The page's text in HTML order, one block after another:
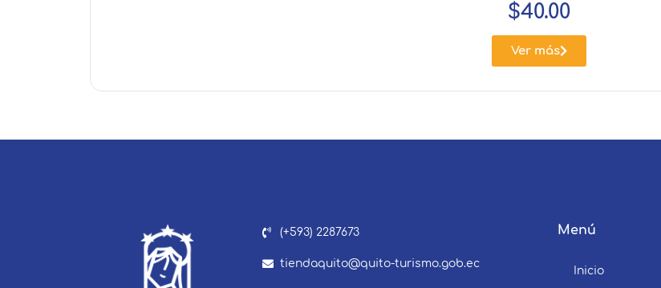
$40.00
Ver más
(+593) 2287673
tiendaquito@quito-turismo.gob.ec
Menú
Inicio